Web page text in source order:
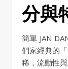
分與
簡單 JAN
們家經典的
稀，流動性